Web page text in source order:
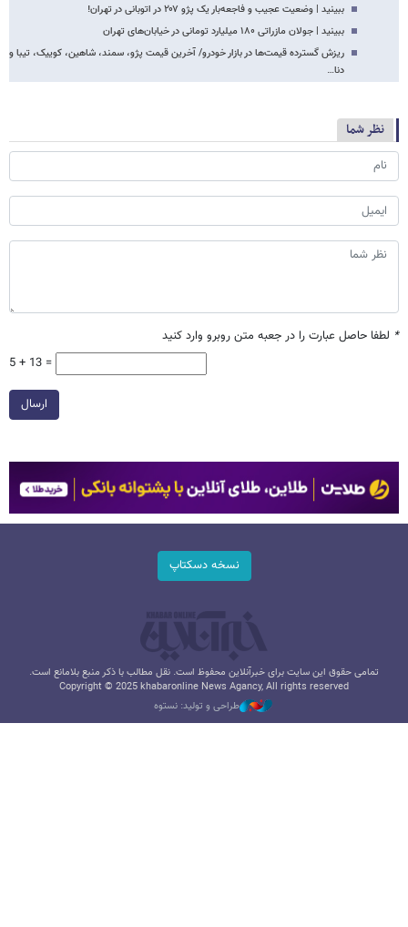
ببینید | وضعیت عجیب و فاجعه‌بار یک پژو ۲۰۷ در اتوبانی در تهران!
ببینید | جولان مازراتی ۱۸۰ میلیارد تومانی در خیابان‌های تهران
ریزش گسترده قیمت‌ها در بازار خودرو/ آخرین قیمت پژو، سمند، شاهین، کوییک، تیبا و
دنا…
نظر شما
* لطفا حاصل عبارت را در جعبه متن روبرو وارد کنید
5 + 13 =
ارسال
نسخه دسکتاپ
تمامی حقوق این سایت برای خبرآنلاین محفوظ است. نقل مطالب با ذکر منبع بلامانع است.
Copyright © 2025 khabaronline News Agancy, All rights reserved
طراحی و تولید: نستوه